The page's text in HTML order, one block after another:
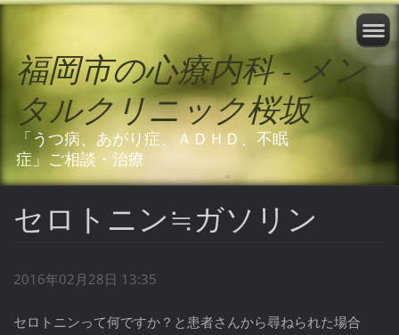
福岡市の心療内科 - メン
タルクリニック桜坂
「うつ病、あがり症、ＡＤＨＤ、不眠
症」ご相談・治療
セロトニン≒ガソリン
2016年02月28日 13:35
セロトニンって何ですか？と患者さんから尋ねられた場合